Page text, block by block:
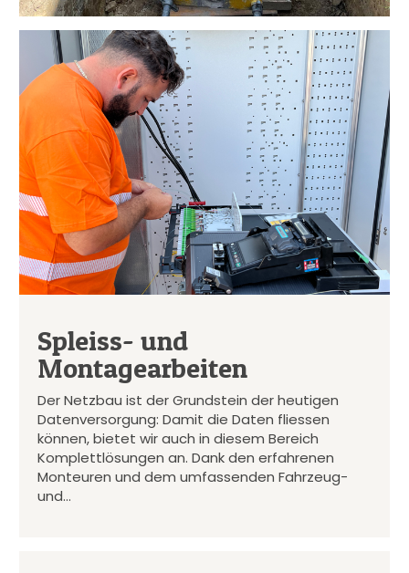
Spleiss- und
Montagearbeiten
Der Netzbau ist der Grundstein der heutigen
Datenversorgung: Damit die Daten fliessen
können, bietet wir auch in diesem Bereich
Komplettlösungen an. Dank den erfahrenen
Monteuren und dem umfassenden Fahrzeug-
und…